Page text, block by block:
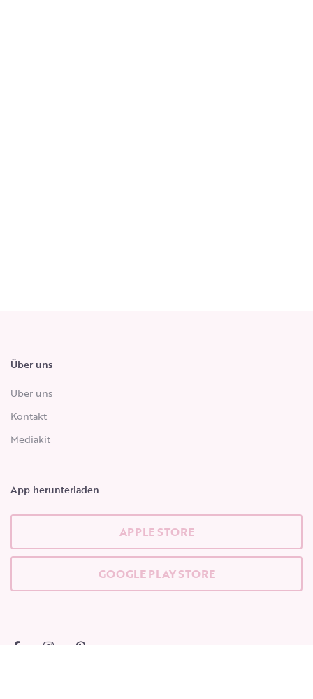
Über uns
Über uns
Kontakt
Mediakit
App herunterladen
APPLE STORE
GOOGLE PLAY STORE